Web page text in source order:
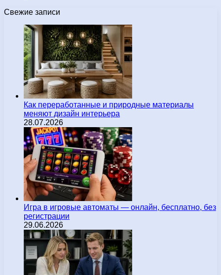
Свежие записи
Как переработанные и природные материалы
меняют дизайн интерьера
28.07.2026
Игра в игровые автоматы — онлайн, бесплатно, без
регистрации
29.06.2026